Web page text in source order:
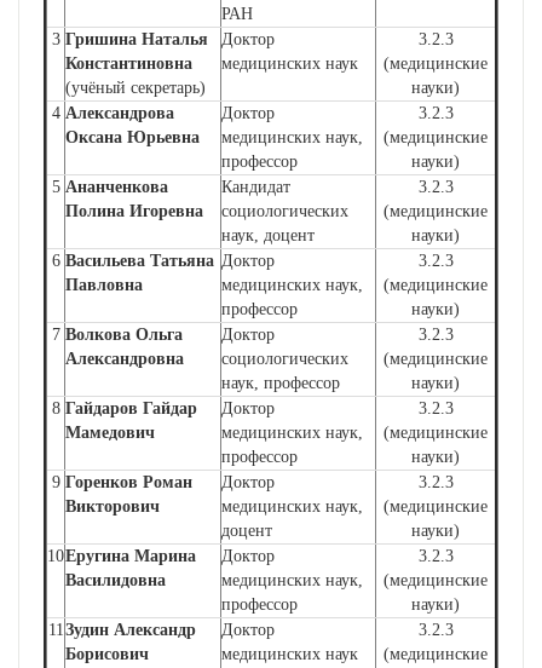
РАН
3 Гришина Наталья
Константиновна
(учёный секретарь)
Доктор
медицинских наук
3.2.3
(медицинские
науки)
4 Александрова
Оксана Юрьевна
Доктор
медицинских наук,
профессор
3.2.3
(медицинские
науки)
5 Ананченкова
Полина Игоревна
Кандидат
социологических
наук, доцент
3.2.3
(медицинские
науки)
6 Васильева Татьяна
Павловна
Доктор
медицинских наук,
профессор
3.2.3
(медицинские
науки)
7 Волкова Ольга
Александровна
Доктор
социологических
наук, профессор
3.2.3
(медицинские
науки)
8 Гайдаров Гайдар
Мамедович
Доктор
медицинских наук,
профессор
3.2.3
(медицинские
науки)
9 Горенков Роман
Викторович
Доктор
медицинских наук,
доцент
3.2.3
(медицинские
науки)
10Еругина Марина
Василидовна
Доктор
медицинских наук,
профессор
3.2.3
(медицинские
науки)
11Зудин Александр
Борисович
Доктор
медицинских наук
3.2.3
(медицинские